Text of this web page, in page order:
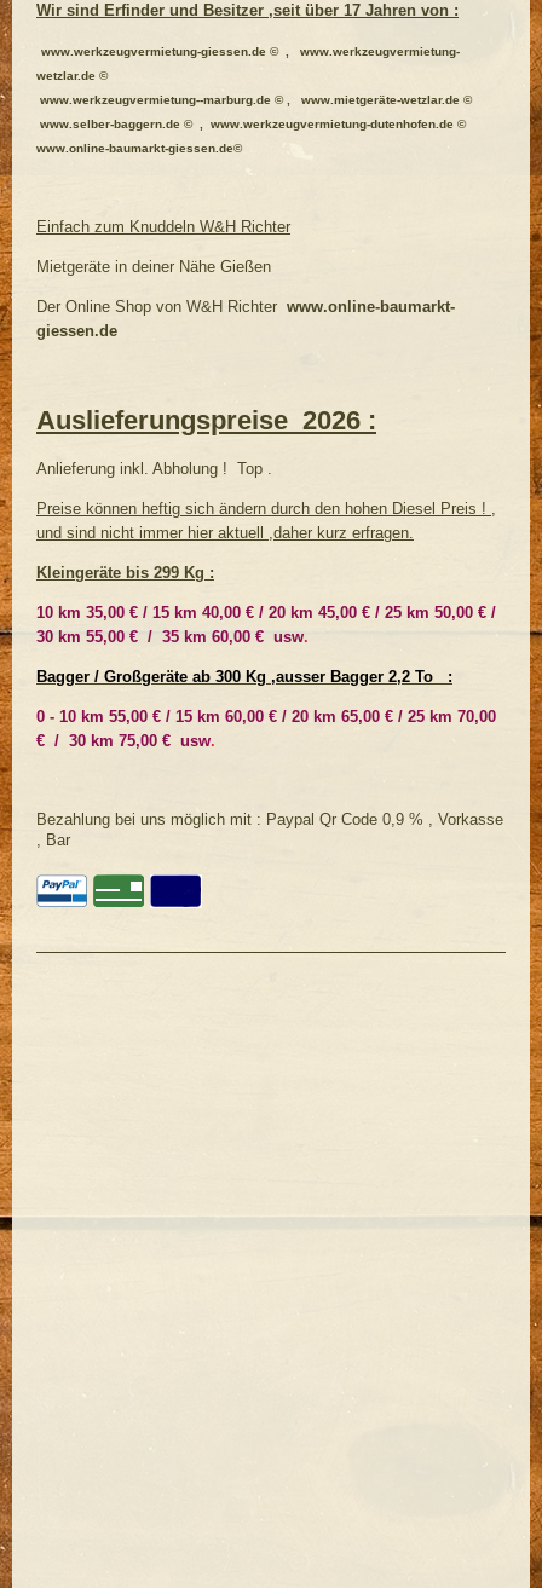
Wir sind Erfinder und Besitzer ,seit über 17 Jahren von :
www.werkzeugvermietung-giessen.de © , www.werkzeugvermietung-
wetzlar.de ©
www.werkzeugvermietung--marburg.de © , www.mietgeräte-wetzlar.de ©
www.selber-baggern.de © , www.werkzeugvermietung-dutenhofen.de ©
www.online-baumarkt-giessen.de©
Einfach zum Knuddeln W&H Richter
Mietgeräte in deiner Nähe Gießen
Der Online Shop von W&H Richter www.online-baumarkt-
giessen.de
Auslieferungspreise 2026 :
Anlieferung inkl. Abholung ! Top .
Preise können heftig sich ändern durch den hohen Diesel Preis ! ,
und sind nicht immer hier aktuell ,daher kurz erfragen.
Kleingeräte bis 299 Kg :
10 km 35,00 € / 15 km 40,00 € / 20 km 45,00 € / 25 km 50,00 € /
30 km 55,00 € / 35 km 60,00 € usw.
Bagger / Großgeräte ab 300 Kg ,ausser Bagger 2,2 To :
0 - 10 km 55,00 € / 15 km 60,00 € / 20 km 65,00 € / 25 km 70,00
€ / 30 km 75,00 € usw.
Bezahlung bei uns möglich mit : Paypal Qr Code 0,9 % , Vorkasse
, Bar